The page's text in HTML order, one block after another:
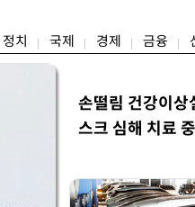
정치 국제 경제 금융
손떨림 건강이
스크 심해 치료